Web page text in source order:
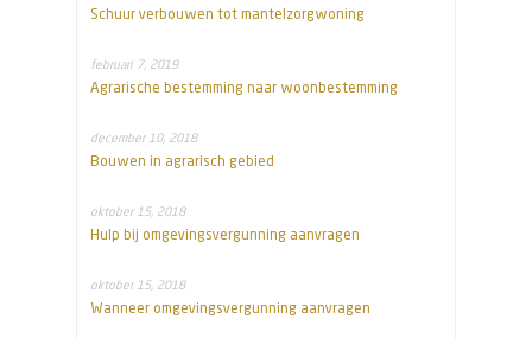
Schuur verbouwen tot mantelzorgwoning
februari 7, 2019
Agrarische bestemming naar woonbestemming
december 10, 2018
Bouwen in agrarisch gebied
oktober 15, 2018
Hulp bij omgevingsvergunning aanvragen
oktober 15, 2018
Wanneer omgevingsvergunning aanvragen